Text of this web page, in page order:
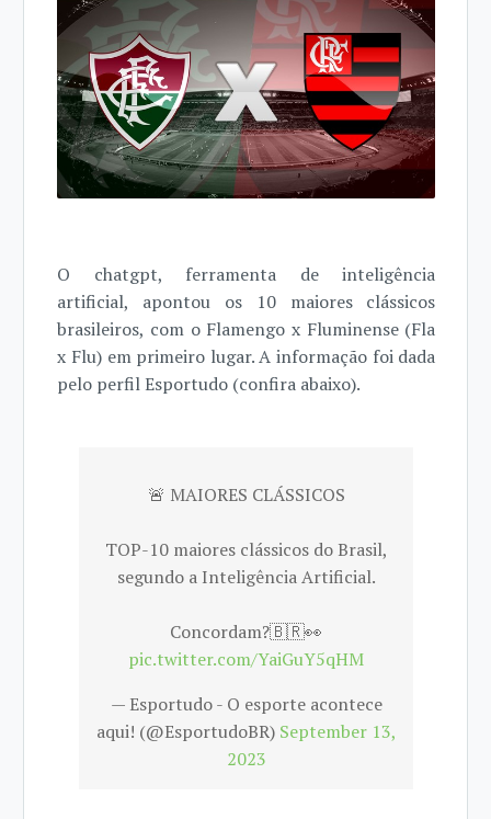
O chatgpt, ferramenta de inteligência
artificial, apontou os 10 maiores clássicos
brasileiros, com o Flamengo x Fluminense (Fla
x Flu) em primeiro lugar. A informação foi dada
pelo perfil Esportudo (confira abaixo).
🚨 MAIORES CLÁSSICOS
TOP-10 maiores clássicos do Brasil,
segundo a Inteligência Artificial.
Concordam?🇧🇷👀
pic.twitter.com/YaiGuY5qHM
— Esportudo - O esporte acontece
aqui! (@EsportudoBR) September 13,
2023